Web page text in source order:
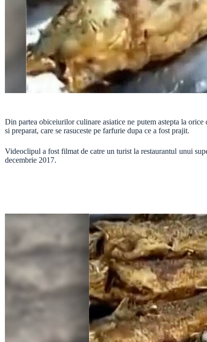
Din partea obiceiurilor culinare asiatice ne putem astepta la
si preparat, care se rasuceste pe farfurie dupa ce a fost prajit.
Videoclipul a fost filmat de catre un turist la restaurantul unui
decembrie 2017.